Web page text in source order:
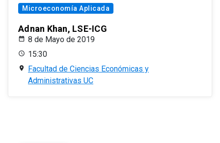
Microeconomía Aplicada
Adnan Khan, LSE-ICG
8 de Mayo de 2019
15:30
Facultad de Ciencias Económicas y
Administrativas UC